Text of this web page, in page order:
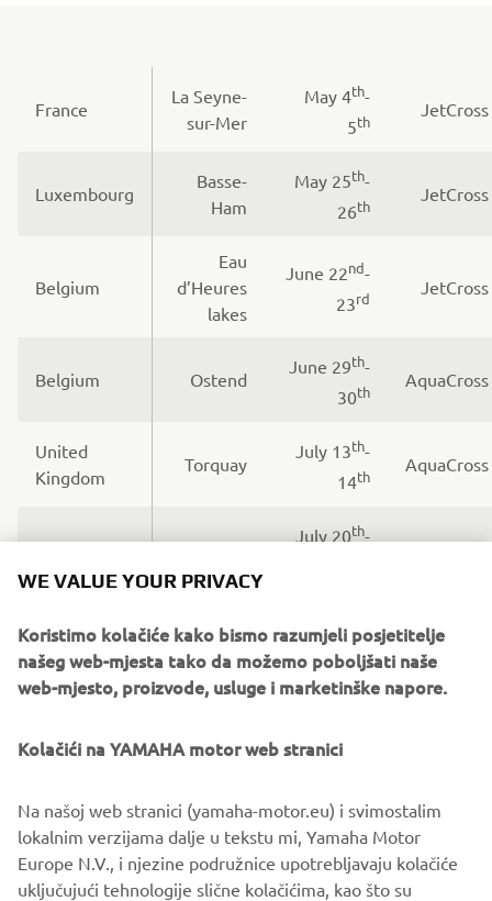
France
La Seyne-
sur-Mer
May 4th-
5th
JetCross
Luxembourg
Basse-
Ham
May 25th-
26th
JetCross
Belgium
Eau
d’Heures
lakes
June 22nd-
23rd
JetCross
Belgium Ostend
June 29th-
30th
AquaCross
United
Kingdom
Torquay
July 13th-
14th
AquaCross
France Vichy
July 20th-
JetCross
France Cavalaire
14th–15th AquaCross
October
DISCOVER THE RECREATION RANGE
WE VALUE YOUR PRIVACY
Koristimo kolačiće kako bismo razumjeli posjetitelje
našeg web-mjesta tako da možemo poboljšati naše
web-mjesto, proizvode, usluge i marketinške napore.
Kolačići na YAMAHA motor web stranici
Na našoj web stranici (yamaha-motor.eu) i svimostalim
lokalnim verzijama dalje u tekstu mi, Yamaha Motor
Europe N.V., i njezine podružnice upotrebljavaju kolačiće
uključujući tehnologije slične kolačićima, kao što su